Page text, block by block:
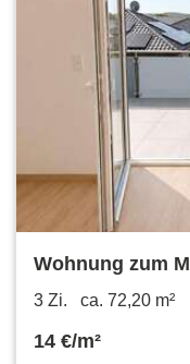
Wohnung zum
3 Zi. ca. 72,20 m²
14 €/m²